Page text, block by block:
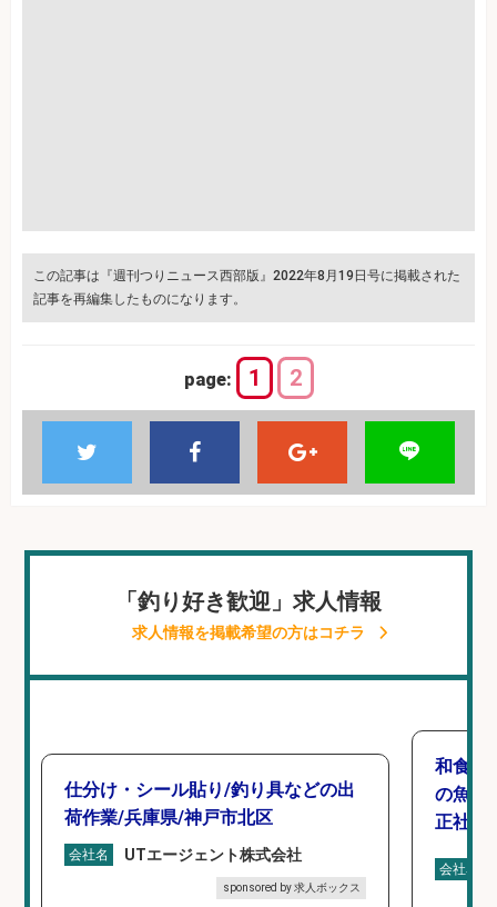
この記事は『週刊つりニュース西部版』2022年8月19日号に掲載された
記事を再編集したものになります。
page: 1 2
「釣り好き歓迎」求人情報
求人情報を掲載希望の方はコチラ
仕分け・シール貼り/釣り具などの出
荷作業/兵庫県/神戸市北区
会社名 UTエージェント株式会社
sponsored by 求人ボックス
和食,
の魚と
正社員
会社名